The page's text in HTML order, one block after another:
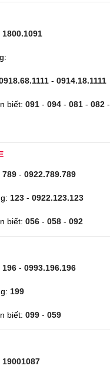
1800.1091
- 0914.18.1111
biết: 091 - 094 - 081 - 082 -
789 - 0922.789.789
123 - 0922.123.123
biết: 056 - 058 - 092
196 - 0993.196.196
199
biết: 099 - 059
19001087